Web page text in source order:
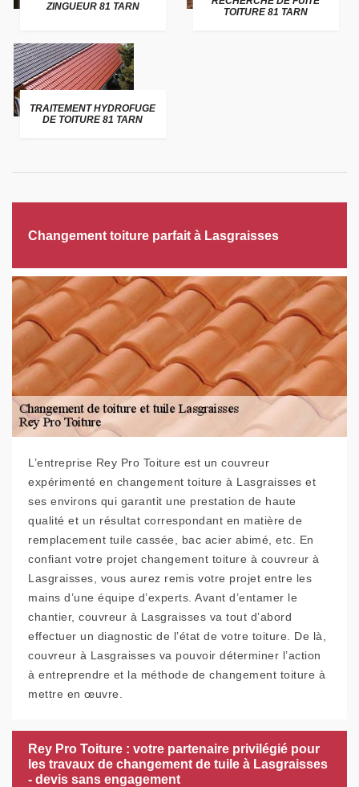
ZINGUEUR 81 TARN
TOITURE 81 TARN
TRAITEMENT HYDROFUGE
DE TOITURE 81 TARN
Changement toiture parfait à Lasgraisses
L’entreprise Rey Pro Toiture est un couvreur
expérimenté en changement toiture à Lasgraisses et
ses environs qui garantit une prestation de haute
qualité et un résultat correspondant en matière de
remplacement tuile cassée, bac acier abimé, etc. En
confiant votre projet changement toiture à couvreur à
Lasgraisses, vous aurez remis votre projet entre les
mains d’une équipe d’experts. Avant d’entamer le
chantier, couvreur à Lasgraisses va tout d’abord
effectuer un diagnostic de l’état de votre toiture. De là,
couvreur à Lasgraisses va pouvoir déterminer l’action
à entreprendre et la méthode de changement toiture à
mettre en œuvre.
Rey Pro Toiture : votre partenaire privilégié pour
les travaux de changement de tuile à Lasgraisses
- devis sans engagement